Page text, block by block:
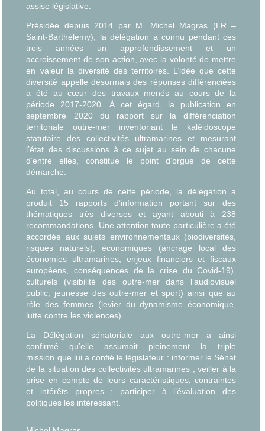
assise législative.
Présidée depuis 2014 par M. Michel Magras (LR –
Saint-Barthélemy), la délégation a connu pendant ces
trois années un approfondissement et un
accroissement de son action, avec la volonté de mettre
en valeur la diversité des territoires. L’idée que cette
diversité appelle désormais des réponses différenciées
a été au cœur des travaux menés au cours de la
période 2017-2020. À cet égard, la publication en
septembre 2020 du rapport sur la différenciation
territoriale outre-mer inventoriant le kaléidoscope
statutaire des collectivités ultramarines et mesurant
l’état des discussions à ce sujet au sein de chacune
d’entre elles, constitue le point d’orgue de cette
démarche.
Au total, au cours de cette période, la délégation a
produit 15 rapports d’information portant sur des
thématiques très diverses et ayant abouti à 238
recommandations. Une attention toute particulière a été
accordée aux sujets environnementaux (biodiversités,
risques naturels), économiques (ancrage local des
économies ultramarines, enjeux financiers et fiscaux
européens, conséquences de la crise du Covid-19),
culturels (visibilité des outre-mer dans l’audiovisuel
public, jeunesse des outre-mer et sport) ainsi que au
rôle des femmes (levier du dynamisme économique,
lutte contre les violences).
La Délégation sénatoriale aux outre-mer a ainsi
confirmé qu’elle assumait pleinement la triple
mission que lui a confié le législateur : informer le Sénat
de la situation des collectivités ultramarines ; veiller à la
prise en compte de leurs caractéristiques, contraintes
et intérêts propres ; participer à l’évaluation des
politiques les intéressant.